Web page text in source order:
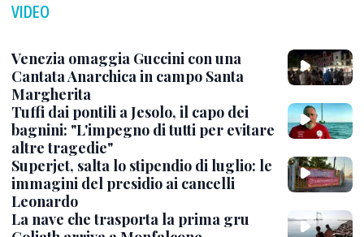
VIDEO
Venezia omaggia Guccini con una
Cantata Anarchica in campo Santa
Margherita
Tuffi dai pontili a Jesolo, il capo dei
bagnini: "L'impegno di tutti per evitare
altre tragedie"
Superjet, salta lo stipendio di luglio: le
immagini del presidio ai cancelli
Leonardo
La nave che trasporta la prima gru